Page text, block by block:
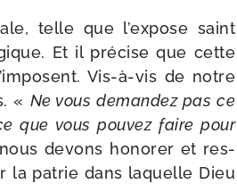
telle que l’ex­pose saint
Et il pré­cise que cette
Vis-​à-​vis de notre
« Ne vous deman­dez pas ce
que vous pou­vez faire pour
devons hono­rer et res­
la patrie dans laquelle Dieu